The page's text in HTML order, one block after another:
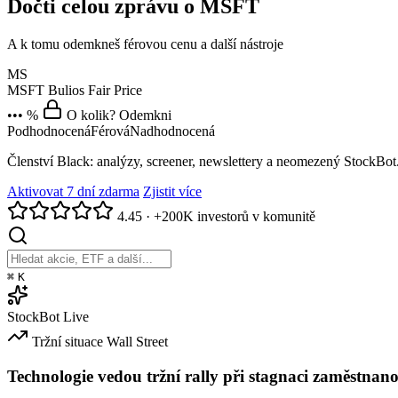
Dočti celou zprávu o MSFT
A k tomu odemkneš férovou cenu a další nástroje
MS
MSFT Bulios Fair Price
••• %
O kolik? Odemkni
PodhodnocenáFérováNadhodnocená
Členství Black: analýzy, screener, newslettery a neomezený StockBot.
Aktivovat 7 dní zdarma Zjistit více
4.45 · +200K investorů v komunitě
⌘ K
StockBot Live
Tržní situace Wall Street
Technologie vedou tržní rally při stagnaci